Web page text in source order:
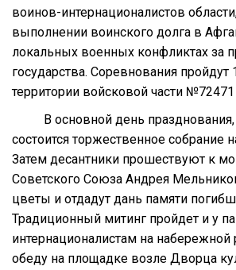
воинов-интернационалистов
выполнении воинского долга в
локальных военных конфликтах за
государства. Соревнования пройдут
территории войсковой части
В основной день празднования,
состоится торжественное собрание
Затем десантники прошествуют к
Советского Союза Андрея
цветы и отдадут дань памяти
Традиционный митинг пройдет и у
интернационалистам на
обеду на площадке возле Дворца